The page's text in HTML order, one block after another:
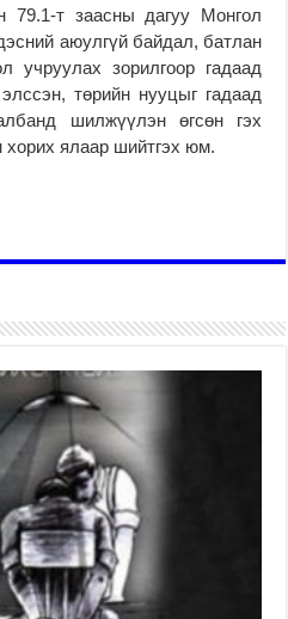
79.1-т заасны дагуу Монгол
аюулгүй байдал, батлан
учруулах зорилгоор гадаад
төрийн нууцыг гадаад
шилжүүлэн өгсөн гэх
ялаар шийтгэх юм.